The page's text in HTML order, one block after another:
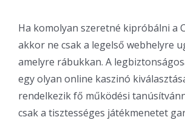
Ha komolyan szeretné kipróbálni a
akkor ne csak a legelső webhelyre
amelyre rábukkan. A
egy olyan online kaszinó
rendelkezik fő működési
csak a tisztességes játékmenetet